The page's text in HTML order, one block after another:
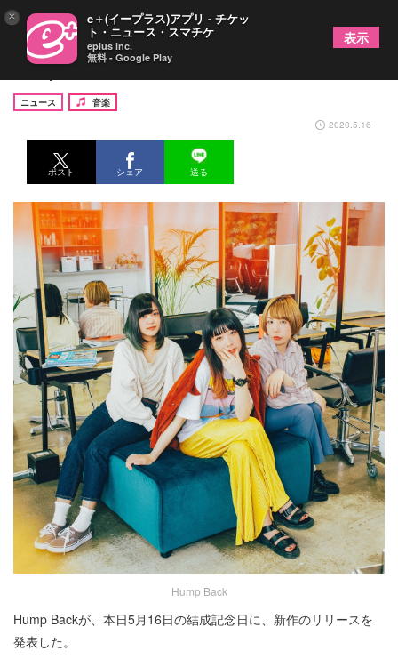
Hump Back 2020年8月19日に新作リリース決定
ニュース
音楽
2020.5.16
ポスト シェア 送る
Hump Back
Hump Backが、本日5月16日の結成記念日に、新作のリリースを
発表した。
× e＋(イープラス)アプリ - チケッ
ト・ニュース・スマチケ
eplus inc.
無料 - Google Play
表示